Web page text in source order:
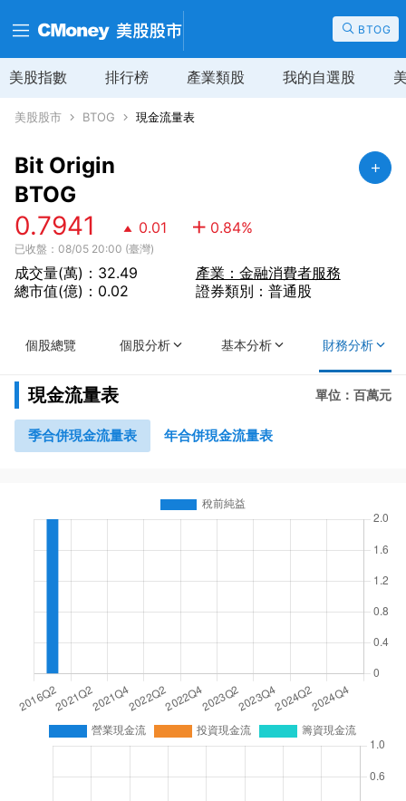
BTOG
美股指數 排行榜 產業類股 我的自選股
美股股市 BTOG 現金流量表
Bit Origin
BTOG
0.7941 0.01 0.84%
已收盤：08/05 20:00 (臺灣)
成交量(萬)：32.49
總市值(億)：0.02
產業：金融消費者服務
證券類別：普通股
個股總覽 個股分析 基本分析 財務分析
現金流量表 單位：百萬元
季合併現金流量表 年合併現金流量表